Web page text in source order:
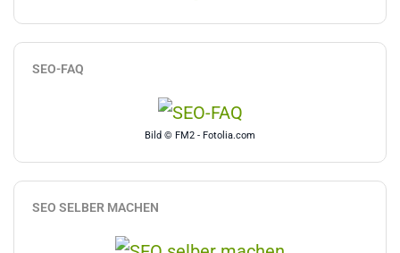
SEO-FAQ
Bild © FM2 - Fotolia.com
SEO SELBER MACHEN